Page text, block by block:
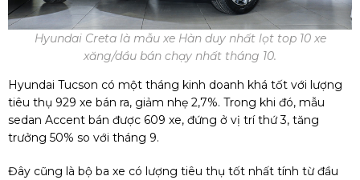
Hyundai Creta là mẫu xe Hàn duy nhất lọt top 10 xe
xăng/dầu bán chạy nhất tháng 10.
Hyundai Tucson có một tháng kinh doanh khá tốt với lượng
tiêu thụ 929 xe bán ra, giảm nhẹ 2,7%. Trong khi đó, mẫu
sedan Accent bán được 609 xe, đứng ở vị trí thứ 3, tăng
trưởng 50% so với tháng 9.
Đây cũng là bộ ba xe có lượng tiêu thụ tốt nhất tính từ đầu